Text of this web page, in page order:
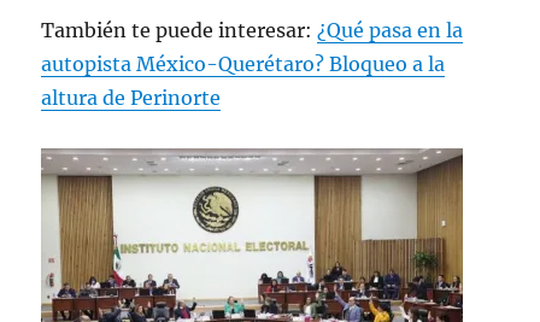
También te puede interesar:¿Qué pasa en la
autopista México-Querétaro? Bloqueo a la
altura de Perinorte